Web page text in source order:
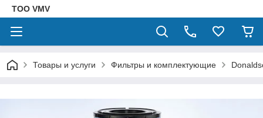
ТОО VMV
Товары и услуги Фильтры и комплектующие